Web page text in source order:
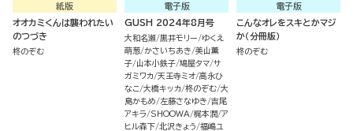
紙版
オオカミくんは襲われたい
のつづき
柊のぞむ
電子版
GUSH 2024年8月号
大和名瀬 黒井モリー
ゆくえ
萌葱 かさいちあき 美山薫
子 山本小鉄子 鳩屋タマ サ
ガミワカ 天王寺ミオ 高永ひ
なこ 大橋キッカ 柊のぞむ 大
島かもめ
左藤さなゆき 吉尾
アキラ
SHOOWA 梶本潤 ア
ヒル森下 北沢きょう 福嶋ユ
電子版
こんなオレをスキとかマジ
か（分冊版）
柊のぞむ